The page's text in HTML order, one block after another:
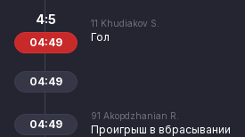
11 Khudiakov S.
Гол
4:5
04:49
04:49
91 Akopdzhanian R.
Проигрыш в вбрасывании
04:49